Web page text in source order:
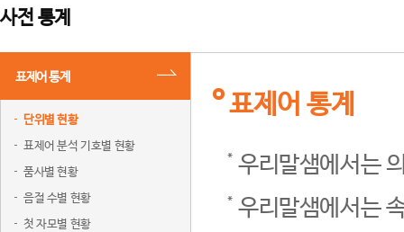
사전 통계
표제어 통계
단위별 현황
표제어 분석 기호별 현황
품사별 현황
음절 수별 현황
첫 자모별 현황
표제어 통계
우리말샘에서는
우리말샘에서는